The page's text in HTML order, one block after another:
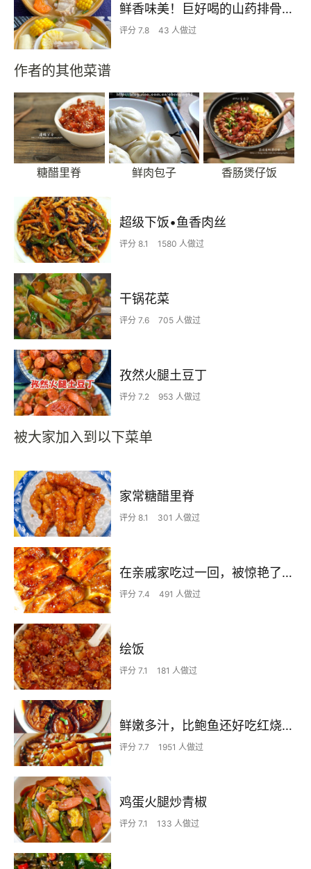
鲜香味美！巨好喝的山药排骨汤！！
评分 7.8 43 人做过
作者的其他菜谱
糖醋里脊 鲜肉包子 香肠煲仔饭
超级下饭•鱼香肉丝
评分 8.1 1580 人做过
干锅花菜
评分 7.6 705 人做过
孜然火腿土豆丁
评分 7.2 953 人做过
被大家加入到以下菜单
家常糖醋里脊
评分 8.1 301 人做过
在亲戚家吃过一回，被惊艳了…
评分 7.4 491 人做过
绘饭
评分 7.1 181 人做过
鲜嫩多汁，比鲍鱼还好吃红烧香菇
评分 7.7 1951 人做过
鸡蛋火腿炒青椒
评分 7.1 133 人做过